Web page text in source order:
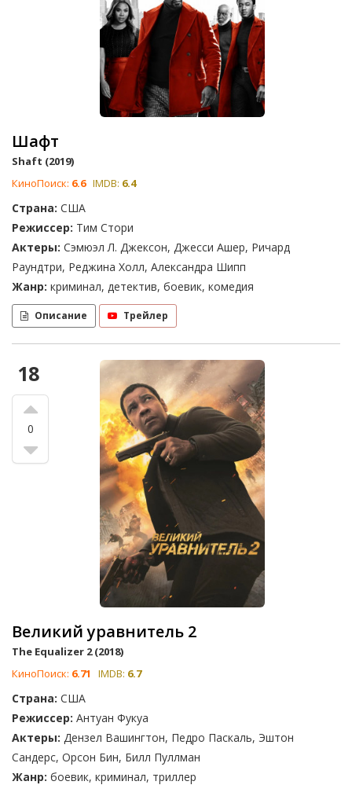
Шафт
Shaft (2019)
КиноПоиск: 6.6 IMDB: 6.4
Страна: США
Режиссер: Тим Стори
Актеры: Сэмюэл Л. Джексон, Джесси Ашер, Ричард
Раундтри, Реджина Холл, Александра Шипп
Жанр: криминал, детектив, боевик, комедия
Описание Трейлер
18
0
Великий уравнитель 2
The Equalizer 2 (2018)
КиноПоиск: 6.71 IMDB: 6.7
Страна: США
Режиссер: Антуан Фукуа
Актеры: Дензел Вашингтон, Педро Паскаль, Эштон
Сандерс, Орсон Бин, Билл Пуллман
Жанр: боевик, криминал, триллер